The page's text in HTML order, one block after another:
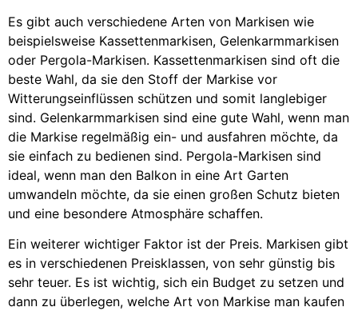
Es gibt auch verschiedene Arten von Markisen wie
beispielsweise Kassettenmarkisen, Gelenkarmmarkisen
oder Pergola-Markisen. Kassettenmarkisen sind oft die
beste Wahl, da sie den Stoff der Markise vor
Witterungseinflüssen schützen und somit langlebiger
sind. Gelenkarmmarkisen sind eine gute Wahl, wenn man
die Markise regelmäßig ein- und ausfahren möchte, da
sie einfach zu bedienen sind. Pergola-Markisen sind
ideal, wenn man den Balkon in eine Art Garten
umwandeln möchte, da sie einen großen Schutz bieten
und eine besondere Atmosphäre schaffen.
Ein weiterer wichtiger Faktor ist der Preis. Markisen gibt
es in verschiedenen Preisklassen, von sehr günstig bis
sehr teuer. Es ist wichtig, sich ein Budget zu setzen und
dann zu überlegen, welche Art von Markise man kaufen